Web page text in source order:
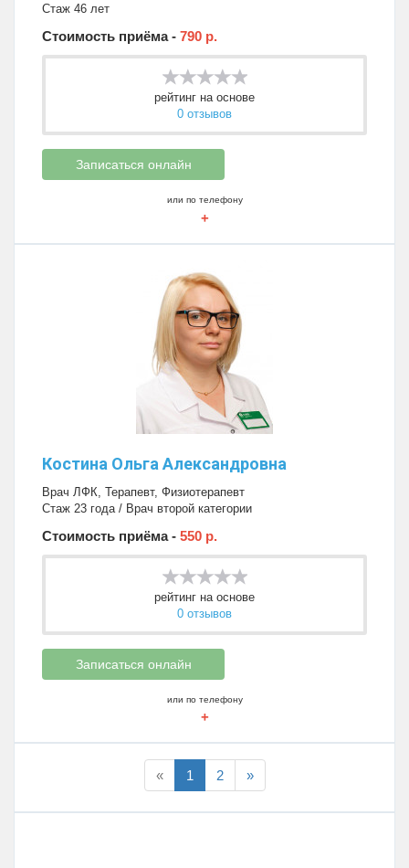
Стаж 46 лет
Стоимость приёма - 790 р.
рейтинг на основе
0 отзывов
Записаться онлайн
или по телефону
+
Костина Ольга Александровна
Врач ЛФК Терапевт, Физиотерапевт
Стаж 23 года / Врач второй категории
Стоимость приёма - 550 р.
рейтинг на основе
0 отзывов
Записаться онлайн
или по телефону
+
« 1 2 »